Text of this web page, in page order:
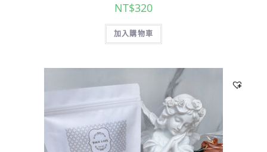
NT$320
加入購物車